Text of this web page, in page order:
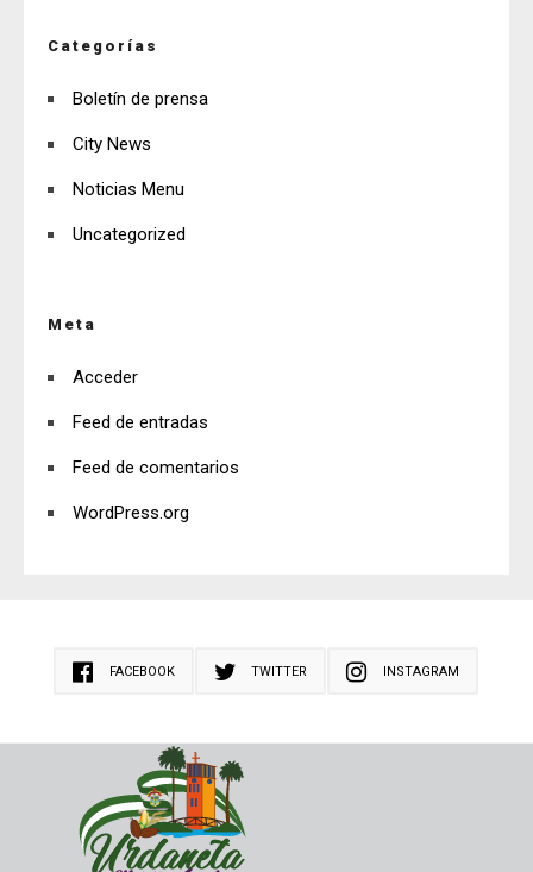
Categorías
Boletín de prensa
City News
Noticias Menu
Uncategorized
Meta
Acceder
Feed de entradas
Feed de comentarios
WordPress.org
FACEBOOK TWITTER INSTAGRAM